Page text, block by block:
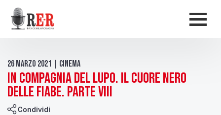
Salta al contenuto principale
26 Marzo 2021 | Cinema
In compagnia del lupo. Il cuore nero
delle fiabe. Parte VIII
Condividi